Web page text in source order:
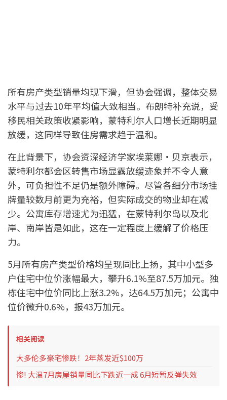
所有房产类型销量均现下滑，但协会强调，整体交易
水平与过去10年平均值大致相当。布朗特补充说，受
移民相关政策收紧影响，蒙特利尔人口增长近期明显
放缓，这同样导致住房需求趋于温和。
在此背景下，协会资深经济学家埃莱娜·贝京表示，
蒙特利尔都会区转售市场显露放缓迹象并不令人意
外，可负担性不足仍是额外障碍。尽管各细分市场挂
牌量较数月前更为充裕，但实际成交的物业却在减
少。公寓库存增速尤为迅猛，在蒙特利尔岛以及北
岸、南岸皆是如此，这在一定程度上缓解了价格压
力。
5月所有房产类型价格均呈现同比上扬，其中小型多
户住宅中位价涨幅最大，攀升6.1%至87.5万加元。独
栋住宅中位价同比上涨3.2%，达64.5万加元；公寓中
位价微升0.6%，报43万加元。
相关阅读
大多伦多豪宅惨跌！2年蒸发近$100万
惨! 大温7月房屋销量同比下跌近一成 6月短暂反弹失效